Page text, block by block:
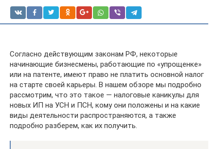
Согласно действующим законам РФ, некоторые
начинающие бизнесмены, работающие по «упрощенке»
или на патенте, имеют право не платить основной налог
на старте своей карьеры. В нашем обзоре мы подробно
рассмотрим, что это такое — налоговые каникулы для
новых ИП на УСН и ПСН, кому они положены и на какие
виды деятельности распространяются, а также
подробно разберем, как их получить.